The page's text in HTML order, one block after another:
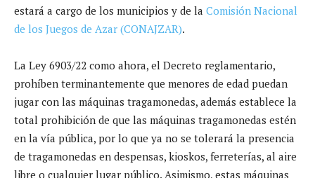
estará a cargo de los municipios y de la Comisión Nacional
de los Juegos de Azar (CONAJZAR).
La Ley 6903/22 como ahora, el Decreto reglamentario,
prohíben terminantemente que menores de edad puedan
jugar con las máquinas tragamonedas, además establece la
total prohibición de que las máquinas tragamonedas estén
en la vía pública, por lo que ya no se tolerará la presencia
de tragamonedas en despensas, kioskos, ferreterías, al aire
libre o cualquier lugar público. Asimismo, estas máquinas